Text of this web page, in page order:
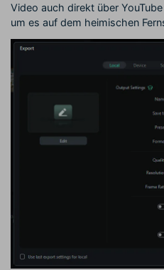
Video auch direkt über
um es auf dem heimischen